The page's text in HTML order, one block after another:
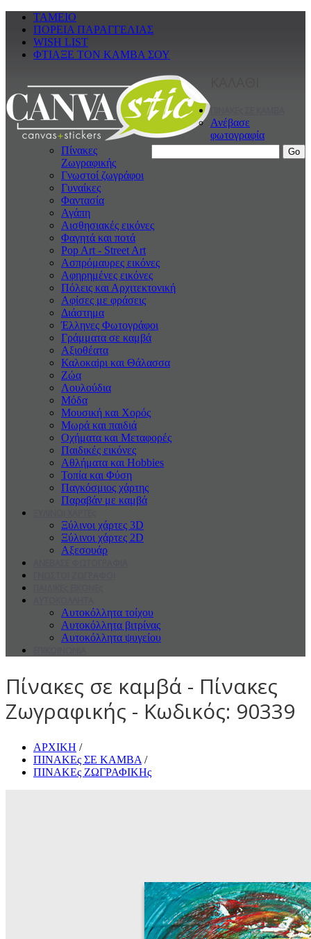
ΤΑΜΕΙΟ
ΠΟΡΕΙΑ ΠΑΡΑΓΓΕΛΙΑΣ
WISH LIST
ΦΤΙΑΞΕ ΤΟΝ ΚΑΜΒΑ ΣΟΥ
Ανέβασε
φωτογραφία
Πίνακες
Ζωγραφικής
Γνωστοί ζωγράφοι
Γυναίκες
Φαντασία
Αγάπη
Αισθησιακές εικόνες
Φαγητά και ποτά
Pop Art - Street Art
Ασπρόμαυρες εικόνες
Αφηρημένες εικόνες
Πόλεις και Αρχιτεκτονική
Αφίσες με φράσεις
Διάστημα
Έλληνες Φωτογράφοι
Γράμματα σε καμβά
Αξιοθέατα
Καλοκαiρι και Θάλασσα
Ζώα
Λουλούδια
Μόδα
Μουσική και Χορός
Μωρά και παιδιά
Οχήματα και Μεταφορές
Παιδικές εικόνες
Αθλήματα και Hobbies
Τοπία και Φύση
Παγκόσμιος χάρτης
Παραβάν με καμβά
Ξύλινοι χάρτες 3D
Ξύλινοι χάρτες 2D
Αξεσουάρ
Αυτοκόλλητα τοίχου
Αυτοκόλλητα βιτρίνας
Αυτοκόλλητα ψυγείου
Πίνακες σε καμβά - Πίνακες
Ζωγραφικής - Κωδικός: 90339
ΑΡΧΙΚΗ /
ΠΙΝΑΚΕς ΣΕ ΚΑΜΒΑ /
ΠΙΝΑΚΕς ΖΩΓΡΑΦΙΚΗς